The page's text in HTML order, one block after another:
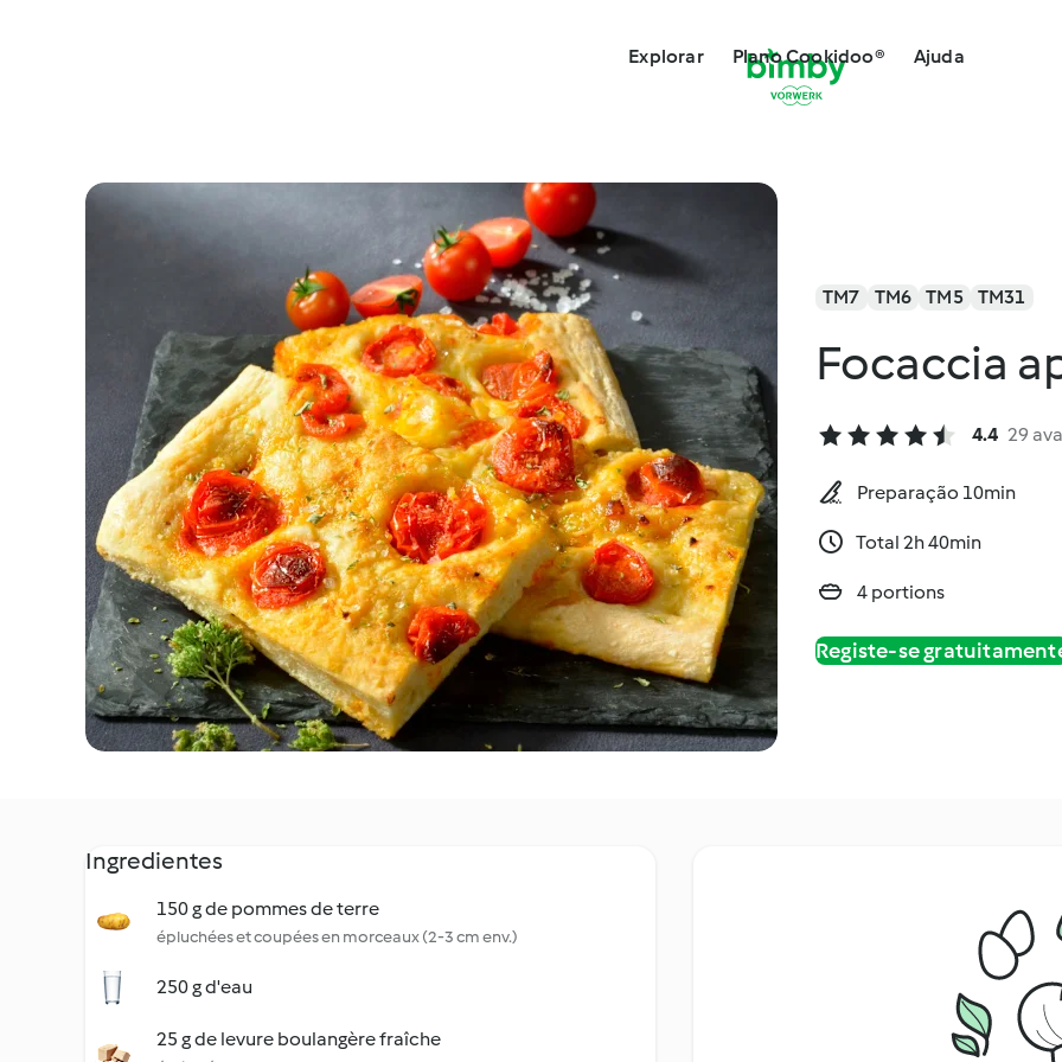
Explorar Plano Cookidoo® Ajuda
TM7 TM6 TM5 TM31
Focaccia
4.4 29
Preparação 10min
Total 2h 40min
4 portions
Registe-se
Ingredientes
150 g de pommes de terre
épluchées et coupées en morceaux (2-3 cm env.)
250 g d'eau
25 g de levure boulangère fraîche